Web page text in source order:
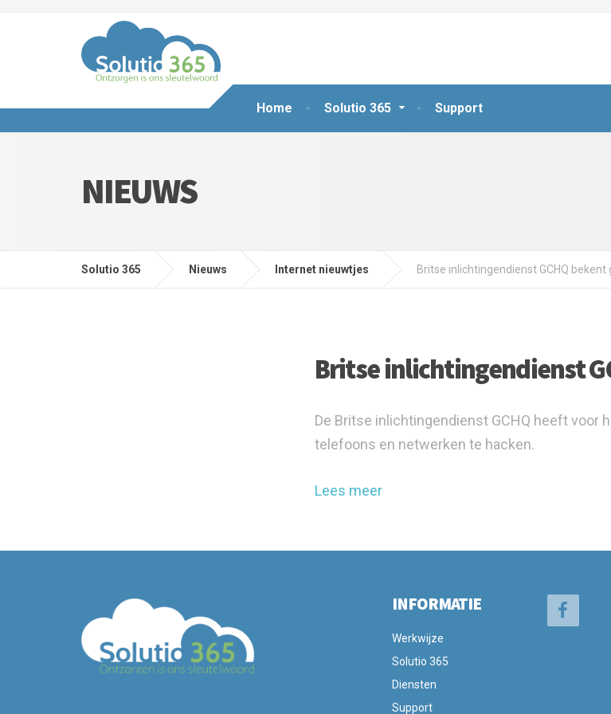
Home Solutio 365 Support
NIEUWS
Solutio 365 Nieuws Internet nieuwtjes Britse inlichtingendienst GCHQ
Britse inlichtingendienst
De Britse inlichtingendienst GCHQ heeft
telefoons en netwerken te hacken.
Lees meer
INFORMATIE
Werkwijze
Solutio 365
Diensten
Support